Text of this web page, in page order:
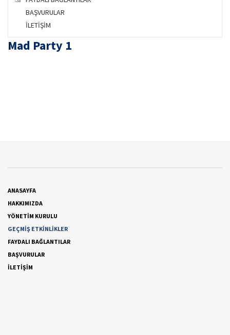
BAŞVURULAR
İLETİŞİM
Mad Party 1
ANASAYFA
HAKKIMIZDA
YÖNETİM KURULU
GEÇMİŞ ETKİNLİKLER
FAYDALI BAĞLANTILAR
BAŞVURULAR
İLETİŞİM